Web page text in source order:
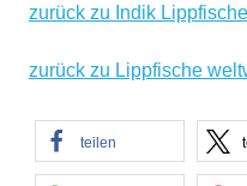
zurück zu Indik Lippfische
zurück zu Lippfische
teilen